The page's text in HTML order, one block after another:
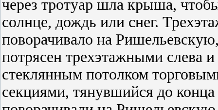
через тротуар шла крыша,
солнце, дождь или снег.
поворачивало на
потрясен трехэтажными слева
стеклянным потолком
секциями, тянувшийся до